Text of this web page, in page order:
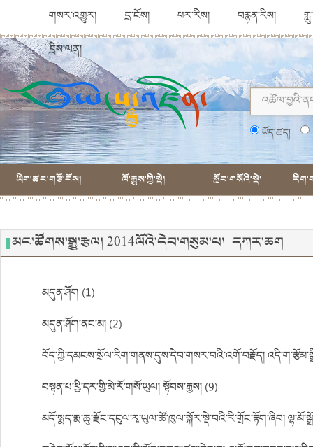
གསར་འགྱུར། དྲ་ངོས། པར་རིས། བརྙན་རིས།
དྲིས་ལན།
ཡོད་ཚད།
ཡིག་ཚང་གཙོ་ངོས། ལོ་རྒྱུས་ཀྱི་སྡེ། སློབ་གསོའི་སྡེ།
མང་ཚོགས་སྒྱུ་རྩལ། 2014ལོའི་དེབ་གསུམ་པ། དཀར་ཆག
མདུན་ཤོག (1)
མདུན་ཤོག་ནང་མ། (2)
བོད་ཀྱི་དམངས་སྲོལ་རིག་གནས་དུས་དེབ་གསར་བའི་འགོ་བརྗོད།
བསྟན་པ་ཕྱི་དར་གྱི་མེ་རོ་གསོ་ཡུལ། སྟོབས་རྒྱས། (9)
མདོ་སྨད་རྨ་ཆུ་རྫོང་དངུལ་རྭ་ཡུལ་ཚོ་ཁུལ་སྐོར་སྡེ་བའི་རི་གྲོང་རྟོག་ཞིབ།